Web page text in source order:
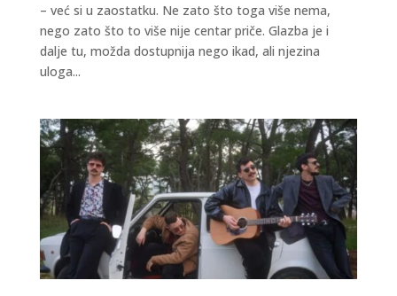
– već si u zaostatku. Ne zato što toga više nema,
nego zato što to više nije centar priče. Glazba je i
dalje tu, možda dostupnija nego ikad, ali njezina
uloga...